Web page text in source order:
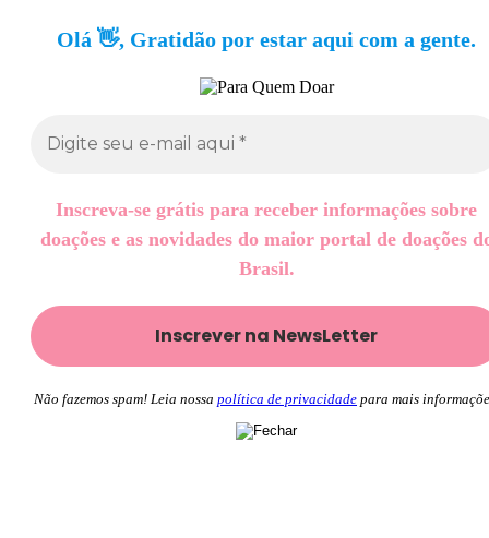
Olá 👋, Gratidão por estar aqui com a gente.
Inscreva-se grátis para receber informações sobre
doações e as novidades do maior portal de doações
Brasil.
Não fazemos spam! Leia nossa política de privacidade para mais